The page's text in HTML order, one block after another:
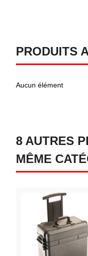
PRODUITS
Aucun élément
8 AUTRES
MÊME